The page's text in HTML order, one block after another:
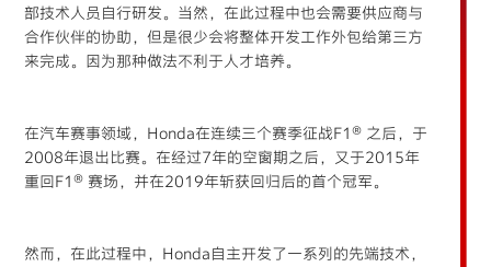
部技术人员自行研发。当然，在此过程中也会需要供应商与
合作伙伴的协助，但是很少会将整体开发工作外包给第三方
来完成。因为那种做法不利于人才培养。
在汽车赛事领域，Honda在连续三个赛季征战F1® 之后，于
2008年退出比赛。在经过7年的空窗期之后，又于2015年
重回F1® 赛场，并在2019年斩获回归后的首个冠军。
然而，在此过程中，Honda自主开发了一系列的先端技术，